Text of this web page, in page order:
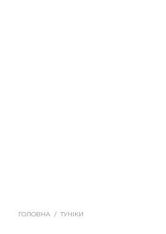
ГОЛОВНА / ТУНІКИ